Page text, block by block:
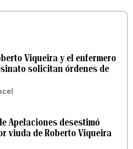
Viqueira y el enfermero
solicitan órdenes de
Apelaciones desestimó
viuda de Roberto Viqueira